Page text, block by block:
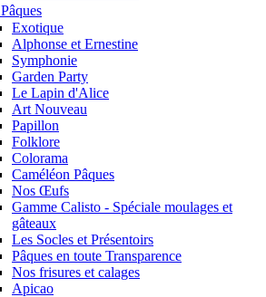
Pâques
Exotique
Alphonse et Ernestine
Symphonie
Garden Party
Le Lapin d'Alice
Art Nouveau
Papillon
Folklore
Colorama
Caméléon Pâques
Nos Œufs
Gamme Calisto - Spéciale moulages et
gâteaux
Les Socles et Présentoirs
Pâques en toute Transparence
Nos frisures et calages
Apicao